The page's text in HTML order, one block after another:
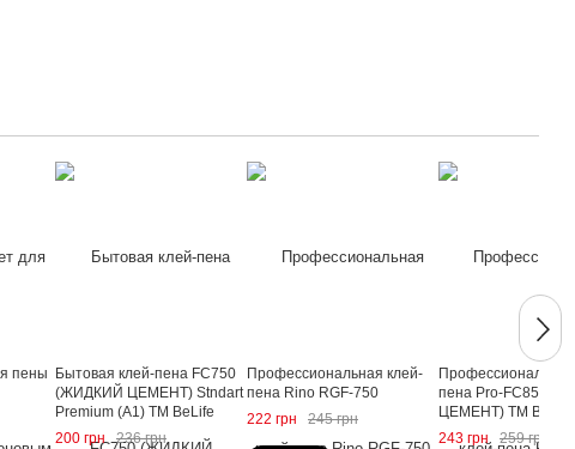
пены
Бытовая клей-пена FС750
(ЖИДКИЙ ЦЕМЕНТ) Stndart
Premium (A1) ТМ BeLife
200 грн
236 грн
Профессиональная клей-
пена Rino RGF-750
222 грн
245 грн
пена Pro-FС850
ЦЕМЕНТ) ТМ BeLife
243 грн
259 грн